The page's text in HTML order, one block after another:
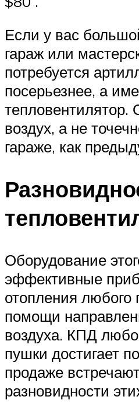
Если у вас
гараж или
потребуется
посерьезнее, а
тепловентилятор.
воздух, а не
гараже, как
Оборудование
эффективные
отопления
помощи
воздуха. КПД
пушки достигает
продаже
разновидности